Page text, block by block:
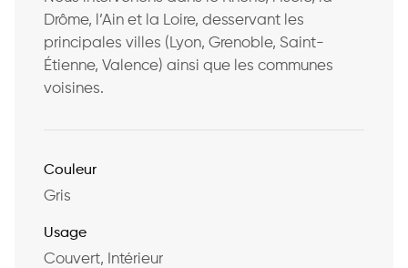
Drôme, l’Ain et la Loire, desservant les
principales villes (Lyon, Grenoble, Saint-
Étienne, Valence) ainsi que les communes
voisines.
Couleur
Gris
Usage
Couvert, Intérieur